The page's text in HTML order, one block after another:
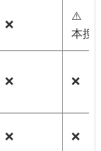
❌
⚠️（
本搜
❌ ❌
❌ ❌